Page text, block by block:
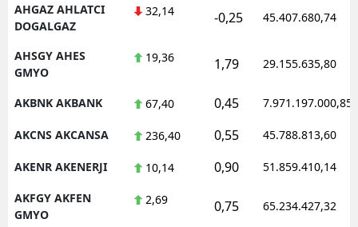
AHGAZ AHLATCI
DOGALGAZ
32,14 -0,25 45.407.680,74
AHSGY AHES
GMYO
19,36 1,79 29.155.635,80
AKBNK AKBANK 67,40 0,45 7.971.197.000,85
AKCNS AKCANSA 236,40 0,55 45.788.813,60
AKENR AKENERJI 10,14 0,90 51.859.410,14
AKFGY AKFEN
GMYO
2,69 0,75 65.234.427,32